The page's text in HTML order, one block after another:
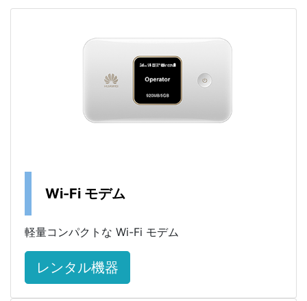
Wi-Fi モデム
軽量コンパクトな Wi-Fi モデム
レンタル機器